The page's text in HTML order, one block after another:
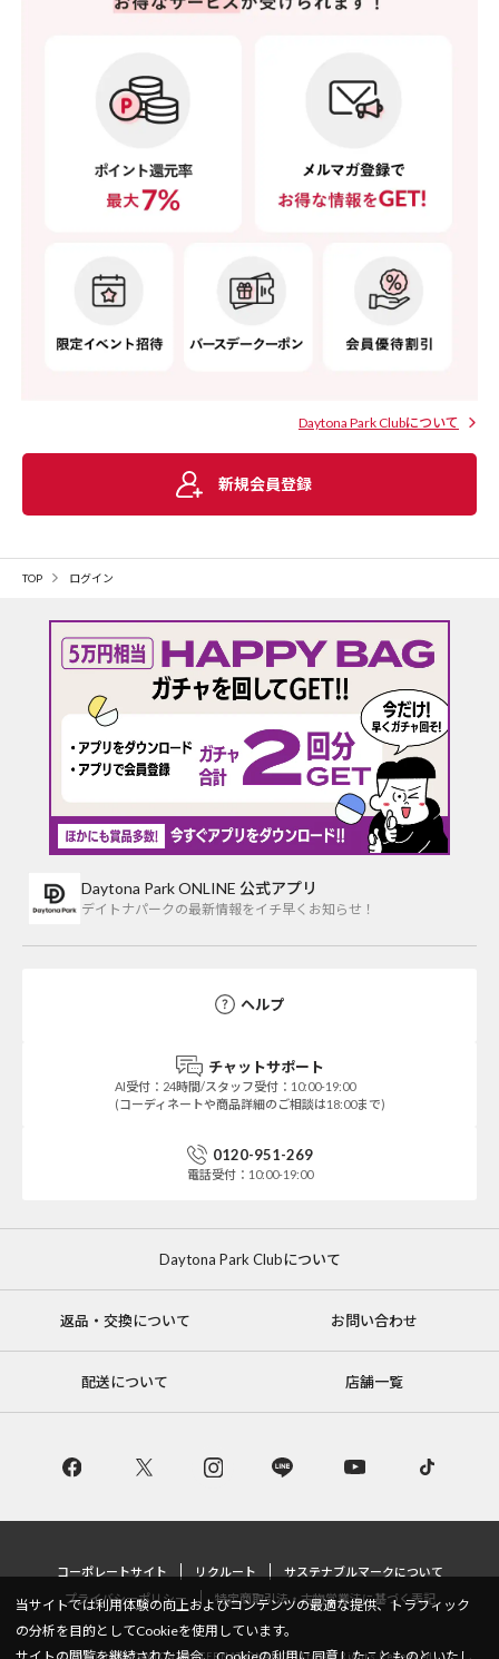
Daytona Park Clubについて
新規会員登録
TOP ログイン
Daytona Park ONLINE 公式アプリ
デイトナパークの最新情報をイチ早くお知らせ！
ヘルプ
チャットサポート
AI受付：24時間/スタッフ受付：10:00-19:00
(コーディネートや商品詳細のご相談は18:00まで)
0120-951-269
電話受付：10:00-19:00
Daytona Park Clubについて
返品・交換について お問い合わせ
配送について 店舗一覧
コーポレートサイト リクルート
サステナブルマークについて
プライバシーポリシー
特定商取引法・古物営業法に基づく表記
当サイトでは利用体験の向上およびコンテンツの最適な提供、トラフィック
の分析を目的としてCookieを使用しています。